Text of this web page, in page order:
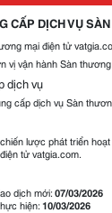
CẤP DỊCH VỤ
mại điện tử
vị vận hành Sàn
dịch vụ
cấp dịch vụ Sàn
lược phát triển
tử vatgia.com.
dịch mới:07/03/2026
hiện: 10/03/2026